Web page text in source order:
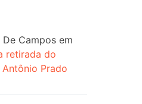
De Campos em
retirada do
Prado